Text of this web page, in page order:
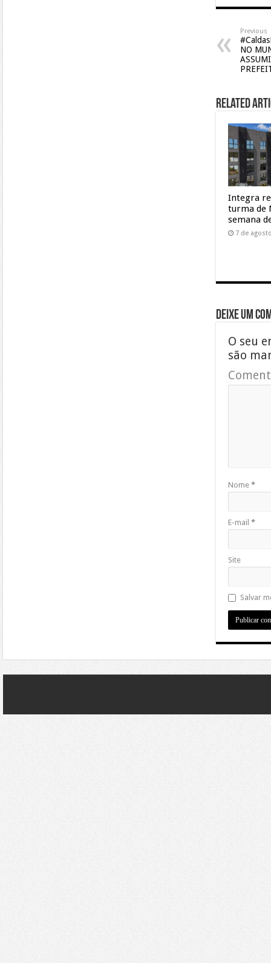
Previous
NO
Related
Integra
turma de
semana
7 de
Deixe um
O seu
são
Nome *
E-mail *
Site
Salvar